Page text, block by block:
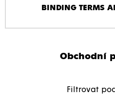
BINDING TERMS
Obchodní
Filtrovat